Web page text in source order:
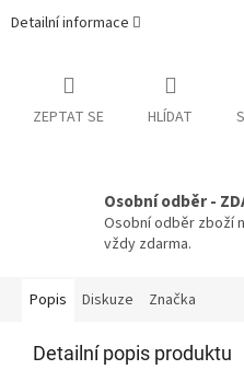
Detailní informace
ZEPTAT SE HLÍDAT
Osobní odběr -
Osobní odběr zboží
vždy zdarma.
Popis Diskuze Značka
Detailní popis produktu